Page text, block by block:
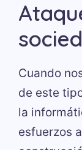
Cuando
de este
la
esfuerzos